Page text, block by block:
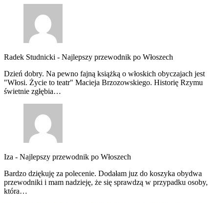
Radek Studnicki - Najlepszy przewodnik po Włoszech
Dzień dobry. Na pewno fajną książką o włoskich obyczajach jest
"Włosi. Życie to teatr" Macieja Brzozowskiego. Historię Rzymu
świetnie zgłębia…
Iza - Najlepszy przewodnik po Włoszech
Bardzo dziękuję za polecenie. Dodałam juz do koszyka obydwa
przewodniki i mam nadzieję, że się sprawdzą w przypadku osoby,
która…